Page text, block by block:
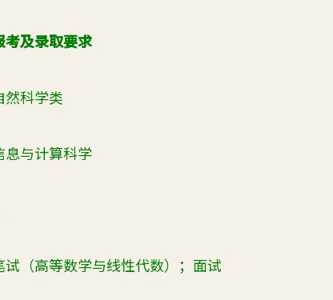
考及录取要求
然科学类
息与计算科学
试（高等数学与线性代数）；面试